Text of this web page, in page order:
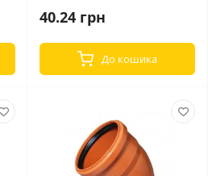
40.24 грн
До кошика